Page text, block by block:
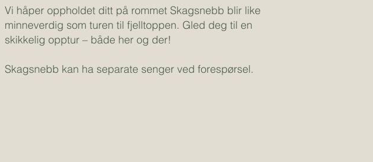
Vi håper oppholdet ditt på rommet Skagsnebb blir like
minneverdig som turen til fjelltoppen. Gled deg til en
skikkelig opptur – både her og der!
Skagsnebb kan ha separate senger ved forespørsel.